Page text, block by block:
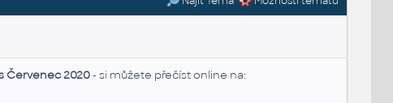
Červenec 2020- si můžete přečíst online na: